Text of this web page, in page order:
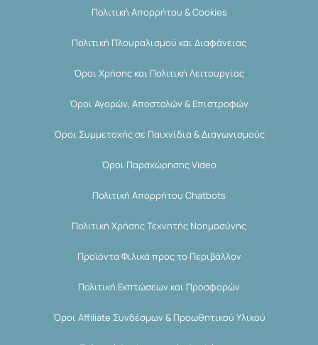
Πολιτική Απορρήτου & Cookies
Πολιτική Πλουραλισμού και Διαφάνειας
Όροι Χρήσης και Πολιτική Λειτουργίας
Όροι Αγορών, Αποστολών & Επιστροφών
Όροι Συμμετοχής σε Παιχνίδια & Διαγωνισμούς
Όροι Παραχώρησης Video
Πολιτική Απορρήτου Chatbots
Πολιτική Χρήσης Τεχνητής Νοημοσύνης
Προϊόντα Φιλικά προς το Περιβάλλον
Πολιτική Εκπτώσεων και Προσφορών
Όροι Affiliate Συνδέσμων & Προωθητικού Υλικού